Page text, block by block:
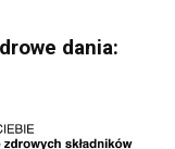
dania: